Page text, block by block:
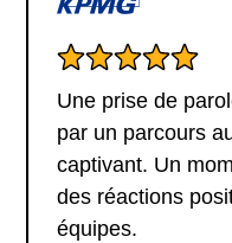
Une prise de
par un parcours
captivant. Un
des réactions
équipes.